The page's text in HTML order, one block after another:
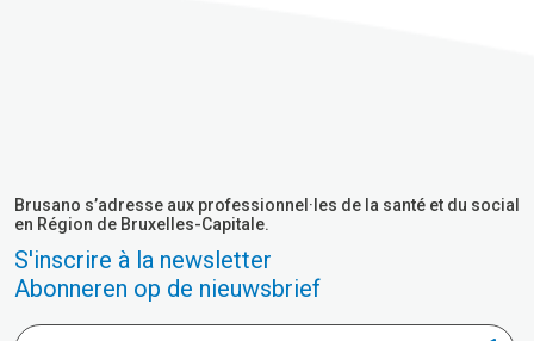
Brusano s’adresse aux professionnel·les de la santé et du social
en Région de Bruxelles-Capitale.
S'inscrire à la newsletter
Abonneren op de nieuwsbrief